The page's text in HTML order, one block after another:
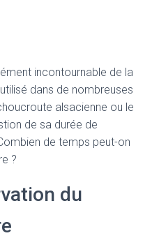
incontournable de la
dans de nombreuses
alsacienne ou le
de sa durée de
de temps peut-on
?
du